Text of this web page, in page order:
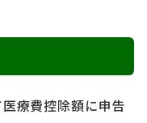
療費控除額に申告